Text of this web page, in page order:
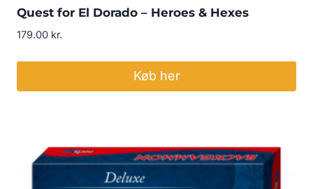
Quest for El Dorado – Heroes & Hexes
179.00 kr.
Køb her